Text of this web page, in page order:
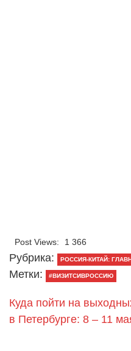
Post Views: 1 366
Рубрика: РОССИЯ-КИТАЙ:
Метки: #ВИЗИТСИВРОССИЮ
Куда пойти на
в Петербурге: 8 – 11